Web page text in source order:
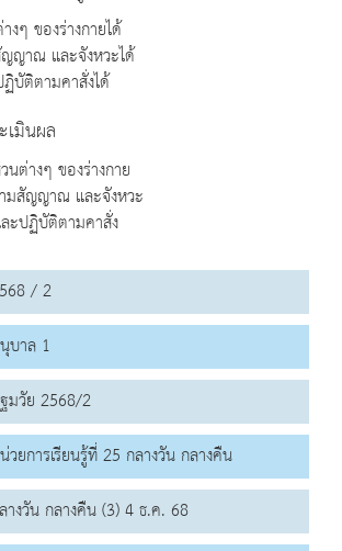
งๆ ของร่างกายได้
ญาณ และจังหวะได้
บัติตามคาสั่งได้
เมินผล
นต่างๆ ของร่างกาย
สัญญาณ และจังหวะ
ะปฏิบัติตามคาสั่ง
/ 2
บาล 1
มวัย 2568/2
วยการเรียนรู้ที่ 25 กลางวัน กลางคืน
างวัน กลางคืน (3) 4 ธ.ค. 68